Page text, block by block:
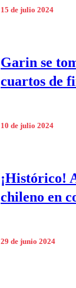
15 de julio 2024
Garin se
cuartos de
10 de julio 2024
¡Histórico!
chileno en
29 de junio 2024